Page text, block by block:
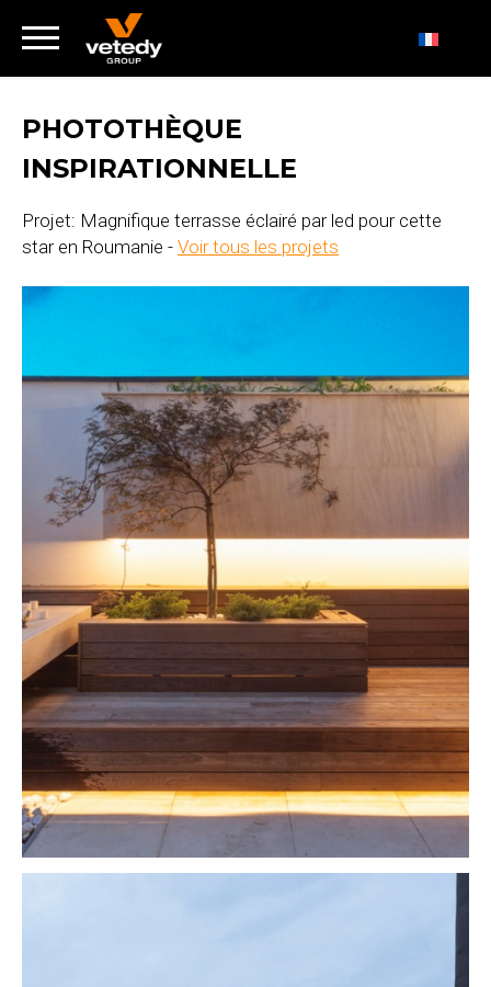
PHOTOTHÈQUE
INSPIRATIONNELLE
Projet: Magnifique terrasse éclairé par led pour cette
star en Roumanie - Voir tous les projets